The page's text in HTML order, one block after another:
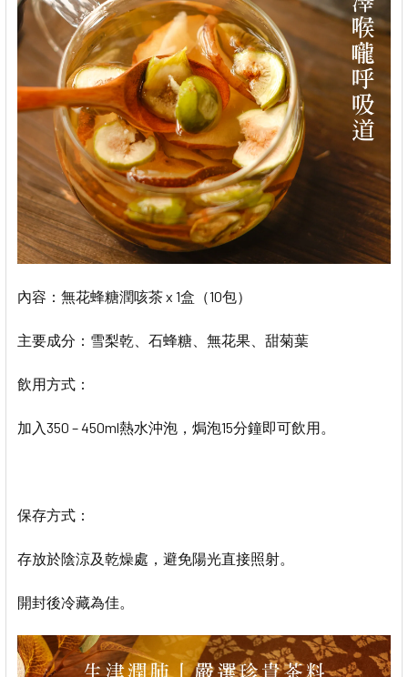
內容 ：無花蜂糖潤咳茶 x 1盒（10包）
主要成分 ：雪梨乾、石蜂糖、無花果、甜菊葉
飲用方式：
加入350 – 450ml熱水沖泡，焗泡15分鐘即可飲用。
保存方式：
存放於陰涼及乾燥處，避免陽光直接照射。
開封後冷藏為佳。